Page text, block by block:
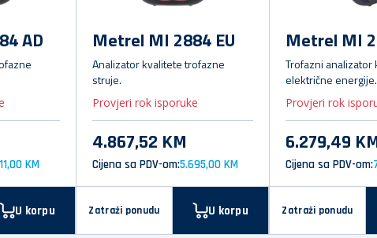
AD
KM
U korpu
Metrel MI 2884 EU
Analizator kvalitete trofazne
struje.
Provjeri rok isporuke
4.867,52 KM
Cijena sa PDV-om:5.695,00 KM
Zatraži ponudu U korpu
Metrel MI
Trofazni analizator
električne energije.
Provjeri rok
6.279,49
Cijena sa PDV-om:
Zatraži ponudu